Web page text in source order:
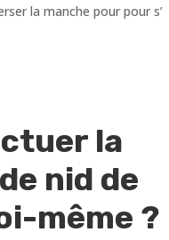
la manche pour pour s’
la
nid de
même ?